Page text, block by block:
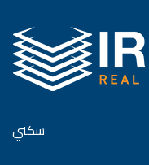
سكني